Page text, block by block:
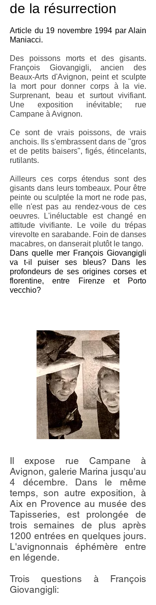
de la résurrection
Article du 19 novembre 1994 par Alain
Maniacci.
Des poissons morts et des gisants.
François Giovangigli, ancien des
Beaux-Arts d'Avignon, peint et sculpte
la mort pour donner corps à la vie.
Surprenant, beau et surtout vivifiant.
Une exposition inévitable; rue
Campane à Avignon.
Ce sont de vrais poissons, de vrais
anchois. Ils s'embrassent dans de "gros
et de petits baisers", figés, étincelants,
rutilants.
Ailleurs ces corps étendus sont des
gisants dans leurs tombeaux. Pour être
peinte ou sculptée la mort ne rode pas,
elle n'est pas au rendez-vous de ces
oeuvres. L'inéluctable est changé en
attitude vivifiante. Le voile du trépas
virevolte en sarabande. Foin de danses
macabres, on danserait plutôt le tango.
Dans quelle mer François Giovangigli
va t-il puiser ses bleus? Dans les
profondeurs de ses origines corses et
florentine, entre Firenze et Porto
vecchio?
Il expose rue Campane à
Avignon, galerie Marina jusqu'au
4 décembre. Dans le même
temps, son autre exposition, à
Aix en Provence au musée des
Tapisseries, est prolongée de
trois semaines de plus après
1200 entrées en quelques jours.
L'avignonnais éphémère entre
en légende.
Trois questions à François
Giovangigli: